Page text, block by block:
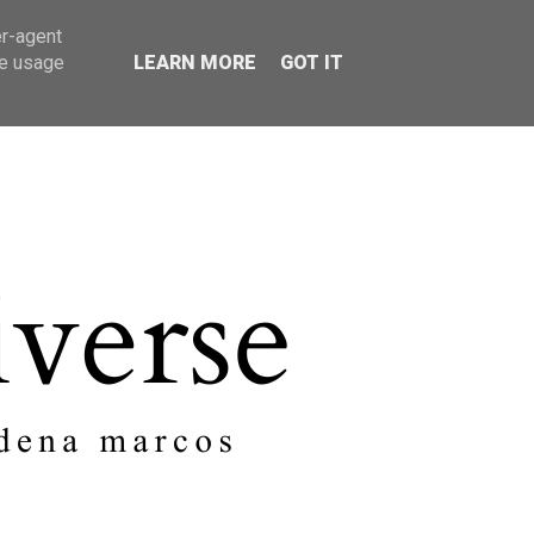
SOBRE MI
agent
usage
LEARN MORE GOT IT